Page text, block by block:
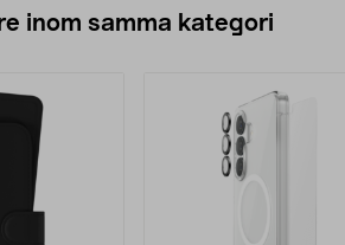
inom samma kategori